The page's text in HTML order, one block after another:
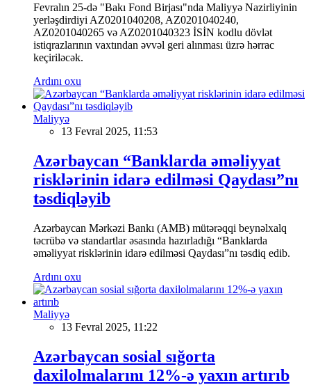
Fevralın 25-də "Bakı Fond Birjası"nda Maliyyə Nazirliyinin
yerləşdirdiyi AZ0201040208, AZ0201040240,
AZ0201040265 və AZ0201040323 İSİN kodlu dövlət
istiqrazlarının vaxtından əvvəl geri alınması üzrə hərrac
keçiriləcək.
Ardını oxu
Maliyyə
13 Fevral 2025, 11:53
Azərbaycan “Banklarda əməliyyat
risklərinin idarə edilməsi Qaydası”nı
təsdiqləyib
Azərbaycan Mərkəzi Bankı (AMB) mütərəqqi beynəlxalq
təcrübə və standartlar əsasında hazırladığı “Banklarda
əməliyyat risklərinin idarə edilməsi Qaydası”nı təsdiq edib.
Ardını oxu
Maliyyə
13 Fevral 2025, 11:22
Azərbaycan sosial sığorta
daxilolmalarını 12%-ə yaxın artırıb